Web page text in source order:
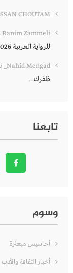
CHOUTAM
Ranim Zammeli
للرواية العربية 2026
Nahid Mengad_ ناهد منكاد
ظفرك…
تابعنا
وسوم
أحاسيس مبعثرة
أخبار الثقافة والأدب